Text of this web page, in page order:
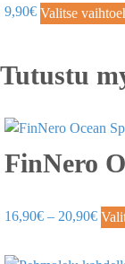
9,90€ Valitse
Tutustu
FinNero
16,90€ – 20,90€